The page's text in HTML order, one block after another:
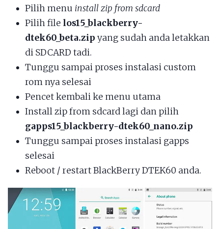
Pilih menu install zip from sdcard
Pilih file los15_blackberry-
dtek60_beta.zip yang sudah anda letakkan
di SDCARD tadi.
Tunggu sampai proses instalasi custom
rom nya selesai
Pencet kembali ke menu utama
Install zip from sdcard lagi dan pilih
gapps15_blackberry-dtek60_nano.zip
Tunggu sampai proses instalasi gapps
selesai
Reboot / restart BlackBerry DTEK60 anda.